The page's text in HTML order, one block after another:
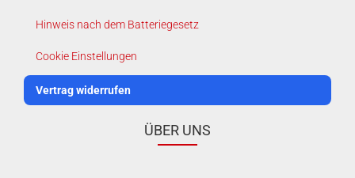
Hinweis nach dem Batteriegesetz
Cookie Einstellungen
Vertrag widerrufen
ÜBER UNS